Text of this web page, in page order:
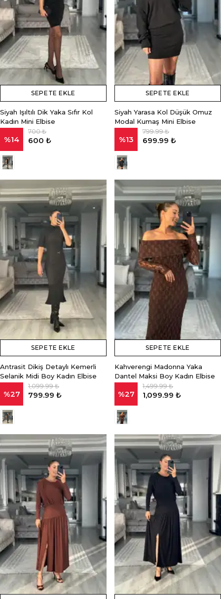
SEPETE EKLE
Siyah Işıltılı Dik Yaka Sıfır Kol
Kadın Mini Elbise
%14
700 ₺
600 ₺
SEPETE EKLE
Siyah Yarasa Kol Düşük Omuz
Modal Kumaş Mini Elbise
%13
799.99 ₺
699.99 ₺
SEPETE EKLE
Antrasit Dikiş Detaylı Kemerli
Selanik Midi Boy Kadın Elbise
%27
1,099.99 ₺
799.99 ₺
SEPETE EKLE
Kahverengi Madonna Yaka
Dantel Maksi Boy Kadın Elbise
%27
1,499.99 ₺
1,099.99 ₺